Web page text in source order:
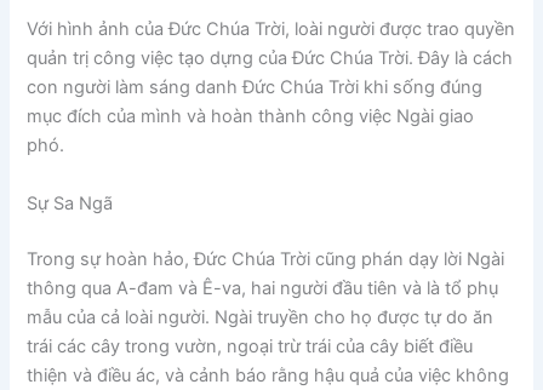
Với hình ảnh của Đức Chúa Trời, loài người được trao quyền
quản trị công việc tạo dựng của Đức Chúa Trời. Đây là cách
con người làm sáng danh Đức Chúa Trời khi sống đúng
mục đích của mình và hoàn thành công việc Ngài giao
phó.
Sự Sa Ngã
Trong sự hoàn hảo, Đức Chúa Trời cũng phán dạy lời Ngài
thông qua A-đam và Ê-va, hai người đầu tiên và là tổ phụ
mẫu của cả loài người. Ngài truyền cho họ được tự do ăn
trái các cây trong vườn, ngoại trừ trái của cây biết điều
thiện và điều ác, và cảnh báo rằng hậu quả của việc không